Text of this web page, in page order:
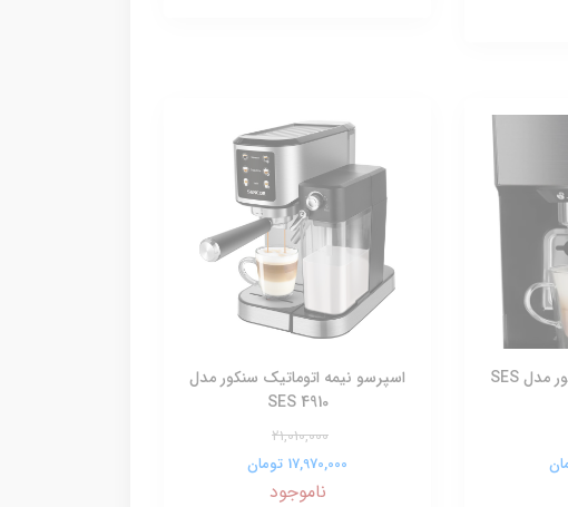
اسپرسوساز جدید سنکور مدل SES
اسپرسو نیمه اتوماتیک سنکور مدل
SES 4910
21,010,000
17,970,000 تومان
ناموجود